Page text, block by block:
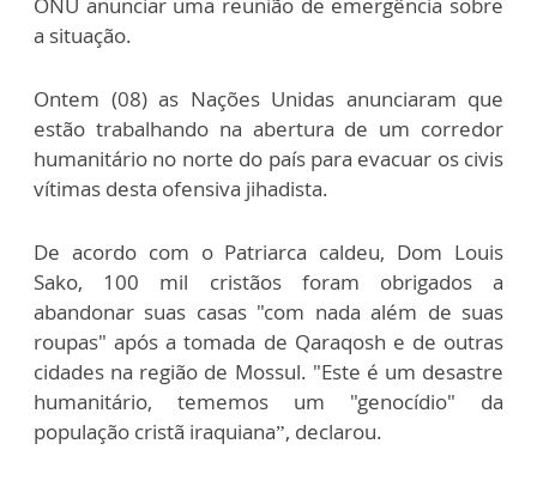
ONU anunciar uma reunião de emergência sobre
a situação.
Ontem (08) as Nações Unidas anunciaram que
estão trabalhando na abertura de um corredor
humanitário no norte do país para evacuar os civis
vítimas desta ofensiva jihadista.
De acordo com o Patriarca caldeu, Dom Louis
Sako, 100 mil cristãos foram obrigados a
abandonar suas casas "com nada além de suas
roupas" após a tomada de Qaraqosh e de outras
cidades na região de Mossul. "Este é um desastre
humanitário, tememos um "genocídio" da
população cristã iraquiana”, declarou.